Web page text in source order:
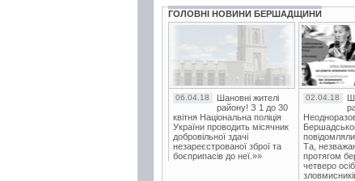
ГОЛОВНІ НОВИНИ БЕРШАДЩИНИ
06.04.18
Шановні жителі
району! З 1 до 30
квітня Національна поліція
України проводить місячник
добровільної здачі
незареєстрованої зброї та
боєприпасів до неї.»»
02.04.18
Та,
протягом
четверо